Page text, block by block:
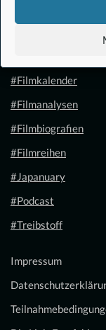
#Filmkalender
#Filmanalysen
#Filmbiografien
#Filmreihen
#Japanuary
#Podcast
#Treibstoff
Impressum